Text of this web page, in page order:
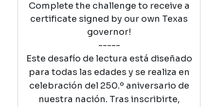
Complete the challenge to receive a
certificate signed by our own Texas
governor!
-----
Este desafío de lectura está diseñado
para todas las edades y se realiza en
celebración del 250.º aniversario de
nuestra nación. Tras inscribirte,